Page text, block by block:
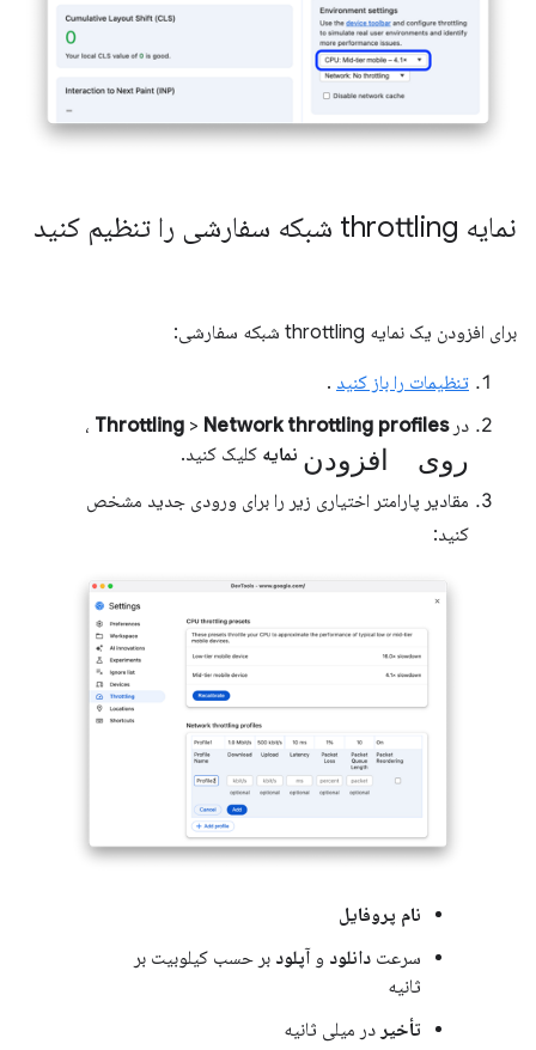
نمایه throttling شبکه سفارشی را تنظیم کنید
برای افزودن یک نمایه throttling شبکه سفارشی:
تنظیمات را باز کنید .
در
Throttling > Network throttling profiles ،
روی افزودن نمایه کلیک کنید.
مقادیر پارامتر اختیاری زیر را برای ورودی جدید مشخص
کنید:
نام پروفایل
سرعت دانلود و آپلود بر حسب کیلوبیت بر
ثانیه
تأخیر در میلی ثانیه